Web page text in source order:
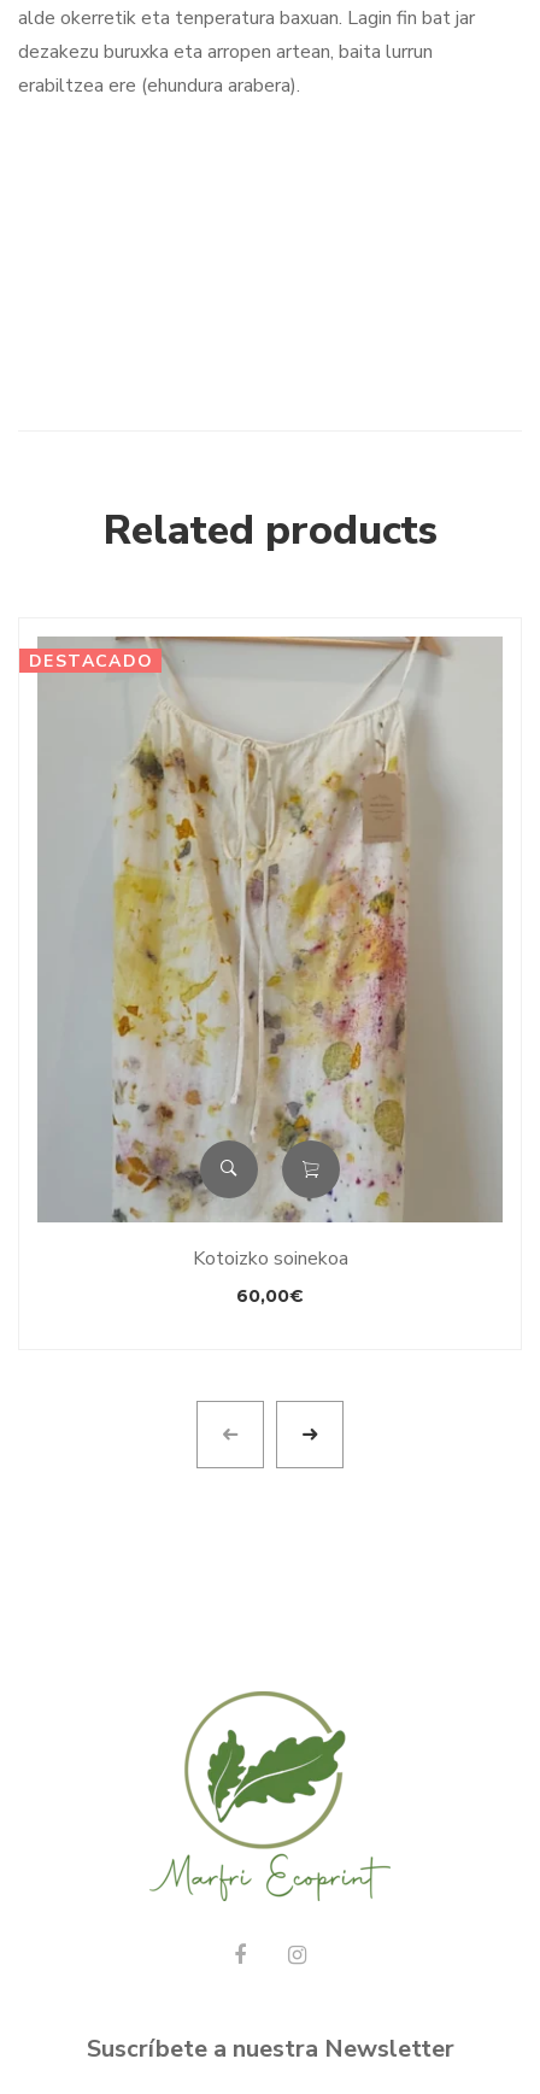
alde okerretik eta tenperatura baxuan. Lagin fin bat jar
dezakezu buruxka eta arropen artean, baita lurrun
erabiltzea ere (ehundura arabera).
Related products
DESTACADO
Kotoizko soinekoa
60,00€
Suscríbete a nuestra Newsletter